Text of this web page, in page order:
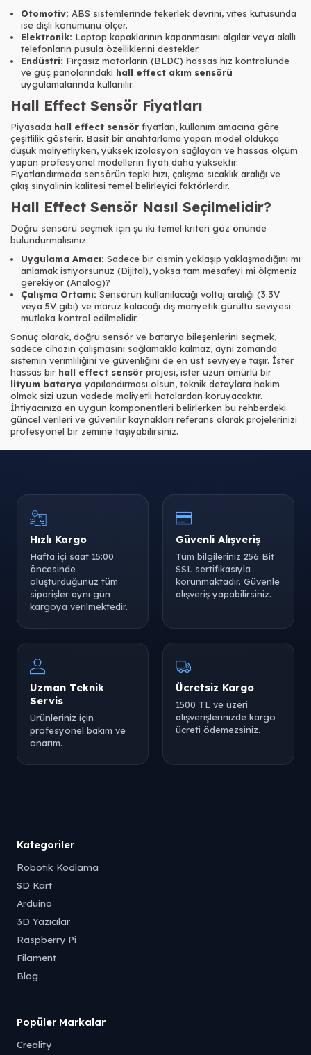
Otomotiv: ABS sistemlerinde tekerlek devrini, vites kutusunda
ise dişli konumunu ölçer.
Elektronik: Laptop kapaklarının kapanmasını algılar veya akıllı
telefonların pusula özelliklerini destekler.
Endüstri: Fırçasız motorların (BLDC) hassas hız kontrolünde
ve güç panolarındaki hall effect akım sensörü
uygulamalarında kullanılır.
Hall Effect Sensör Fiyatları
Piyasada hall effect sensör fiyatları, kullanım amacına göre
çeşitlilik gösterir. Basit bir anahtarlama yapan model oldukça
düşük maliyetliyken, yüksek izolasyon sağlayan ve hassas ölçüm
yapan profesyonel modellerin fiyatı daha yüksektir.
Fiyatlandırmada sensörün tepki hızı, çalışma sıcaklık aralığı ve
çıkış sinyalinin kalitesi temel belirleyici faktörlerdir.
Hall Effect Sensör Nasıl Seçilmelidir?
Doğru sensörü seçmek için şu iki temel kriteri göz önünde
bulundurmalısınız:
Uygulama Amacı: Sadece bir cismin yaklaşıp yaklaşmadığını mı
anlamak istiyorsunuz (Dijital), yoksa tam mesafeyi mi ölçmeniz
gerekiyor (Analog)?
Çalışma Ortamı: Sensörün kullanılacağı voltaj aralığı (3.3V
veya 5V gibi) ve maruz kalacağı dış manyetik gürültü seviyesi
mutlaka kontrol edilmelidir.
Sonuç olarak, doğru sensör ve batarya bileşenlerini seçmek,
sadece cihazın çalışmasını sağlamakla kalmaz, aynı zamanda
sistemin verimliliğini ve güvenliğini de en üst seviyeye taşır. İster
hassas bir hall effect sensör projesi, ister uzun ömürlü bir
lityum batarya yapılandırması olsun, teknik detaylara hakim
olmak sizi uzun vadede maliyetli hatalardan koruyacaktır.
İhtiyacınıza en uygun komponentleri belirlerken bu rehberdeki
güncel verileri ve güvenilir kaynakları referans alarak projelerinizi
profesyonel bir zemine taşıyabilirsiniz.
Hızlı Kargo
Hafta içi saat 15:00
öncesinde
oluşturduğunuz tüm
siparişler aynı gün
kargoya verilmektedir.
Güvenli Alışveriş
Tüm bilgileriniz 256 Bit
SSL sertifikasıyla
korunmaktadır. Güvenle
alışveriş yapabilirsiniz.
Uzman Teknik
Servis
Ürünleriniz için
profesyonel bakım ve
onarım.
Ücretsiz Kargo
1500 TL ve üzeri
alışverişlerinizde kargo
ücreti ödemezsiniz.
Kategoriler
Robotik Kodlama
SD Kart
Arduino
3D Yazıcılar
Raspberry Pi
Filament
Blog
Popüler Markalar
Creality